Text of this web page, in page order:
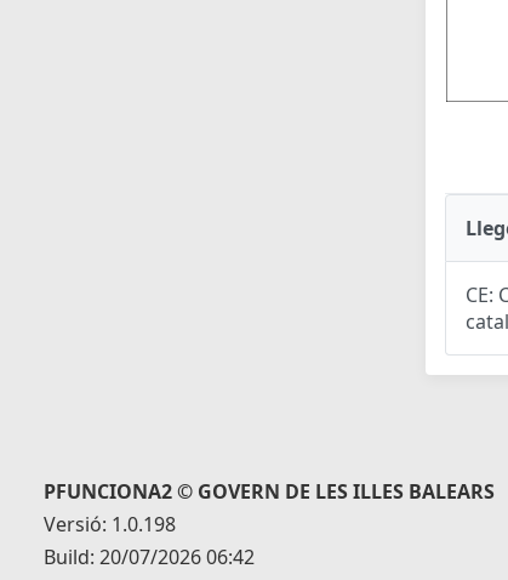
CE:
PFUNCIONA2 © GOVERN DE LES ILLES BALEARS
Versió: 1.0.198
Build: 20/07/2026 06:42